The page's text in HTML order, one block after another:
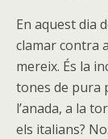
En aquest dia
clamar contra
mereix. És la
tones de pura
l’anada, a la
els italians?